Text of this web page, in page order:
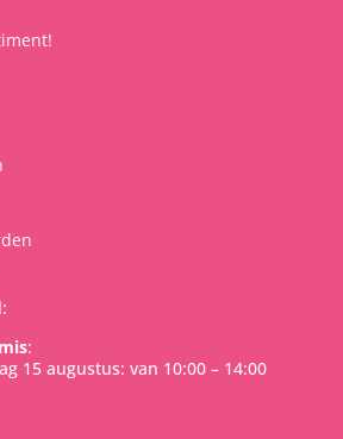
:
15 augustus: van 10:00 – 14:00